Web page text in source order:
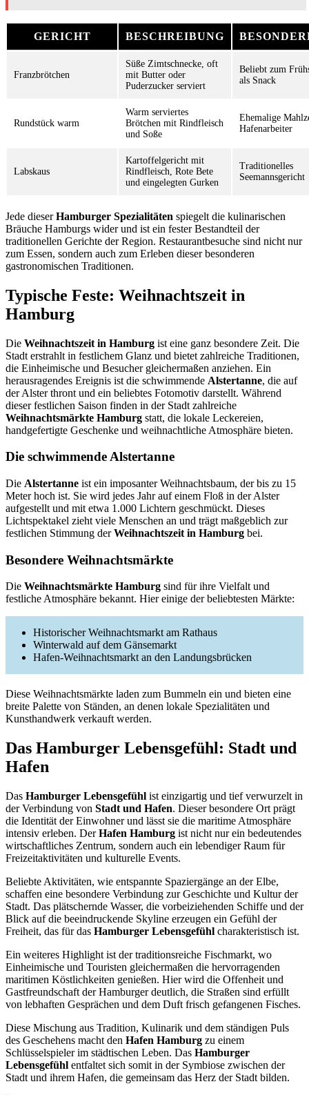
GERICHT BESCHREIBUNG
Franzbrötchen
Süße Zimtschnecke, oft
mit Butter oder
Puderzucker serviert
Beliebt zum
als Snack
Rundstück warm
Warm serviertes
Brötchen mit Rindfleisch
und Soße
Ehemalige
Hafenarbeiter
Labskaus
Kartoffelgericht mit
Rindfleisch, Rote Bete
und eingelegten Gurken
Traditionelles
Seemannsgericht
Jede dieserHamburger Spezialitäten spiegelt die kulinarischen
Bräuche Hamburgs wider und ist ein fester Bestandteil der
traditionellen Gerichte der Region. Restaurantbesuche sind nicht nur
zum Essen, sondern auch zum Erleben dieser besonderen
gastronomischen Traditionen.
Typische Feste: Weihnachtszeit in
Hamburg
Die Weihnachtszeit in Hamburg ist eine ganz besondere Zeit. Die
Stadt erstrahlt in festlichem Glanz und bietet zahlreiche Traditionen,
die Einheimische und Besucher gleichermaßen anziehen. Ein
herausragendes Ereignis ist die schwimmende Alstertanne, die auf
der Alster thront und ein beliebtes Fotomotiv darstellt. Während
dieser festlichen Saison finden in der Stadt zahlreiche
Weihnachtsmärkte Hamburg statt, die lokale Leckereien,
handgefertigte Geschenke und weihnachtliche Atmosphäre bieten.
Die schwimmende Alstertanne
Die Alstertanne ist ein imposanter Weihnachtsbaum, der bis zu 15
Meter hoch ist. Sie wird jedes Jahr auf einem Floß in der Alster
aufgestellt und mit etwa 1.000 Lichtern geschmückt. Dieses
Lichtspektakel zieht viele Menschen an und trägt maßgeblich zur
festlichen Stimmung derWeihnachtszeit in Hamburg bei.
Besondere Weihnachtsmärkte
Die Weihnachtsmärkte Hamburg sind für ihre Vielfalt und
festliche Atmosphäre bekannt. Hier einige der beliebtesten Märkte:
Historischer Weihnachtsmarkt am Rathaus
Winterwald auf dem Gänsemarkt
Hafen-Weihnachtsmarkt an den Landungsbrücken
Diese Weihnachtsmärkte laden zum Bummeln ein und bieten eine
breite Palette von Ständen, an denen lokale Spezialitäten und
Kunsthandwerk verkauft werden.
Das Hamburger Lebensgefühl: Stadt und
Hafen
Das Hamburger Lebensgefühl ist einzigartig und tief verwurzelt in
der Verbindung von Stadt und Hafen. Dieser besondere Ort prägt
die Identität der Einwohner und lässt sie die maritime Atmosphäre
intensiv erleben. DerHafen Hamburg ist nicht nur ein bedeutendes
wirtschaftliches Zentrum, sondern auch ein lebendiger Raum für
Freizeitaktivitäten und kulturelle Events.
Beliebte Aktivitäten, wie entspannte Spaziergänge an der Elbe,
schaffen eine besondere Verbindung zur Geschichte und Kultur der
Stadt. Das plätschernde Wasser, die vorbeiziehenden Schiffe und der
Blick auf die beeindruckende Skyline erzeugen ein Gefühl der
Freiheit, das für das Hamburger Lebensgefühl charakteristisch ist.
Ein weiteres Highlight ist der traditionsreiche Fischmarkt, wo
Einheimische und Touristen gleichermaßen die hervorragenden
maritimen Köstlichkeiten genießen. Hier wird die Offenheit und
Gastfreundschaft der Hamburger deutlich, die Straßen sind erfüllt
von lebhaften Gesprächen und dem Duft frisch gefangenen Fisches.
Diese Mischung aus Tradition, Kulinarik und dem ständigen Puls
des Geschehens macht den Hafen Hamburg zu einem
Schlüsselspieler im städtischen Leben. Das Hamburger
Lebensgefühl entfaltet sich somit in der Symbiose zwischen der
Stadt und ihrem Hafen, die gemeinsam das Herz der Stadt bilden.